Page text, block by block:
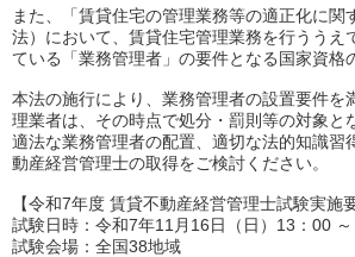
また、「賃貸住宅の管理業務等の適正化に関
法）において、賃貸住宅管理業務を行ううえ
ている「業務管理者」の要件となる国家資格
本法の施行により、業務管理者の設置要件を
理業者は、その時点で処分・罰則等の対象と
適法な業務管理者の配置、適切な法的知識習
動産経営管理士の取得をご検討ください。
【令和7年度 賃貸不動産経営管理士試験実施
試験日時：令和7年11月16日（日）13：00 ～
試験会場：全国38地域